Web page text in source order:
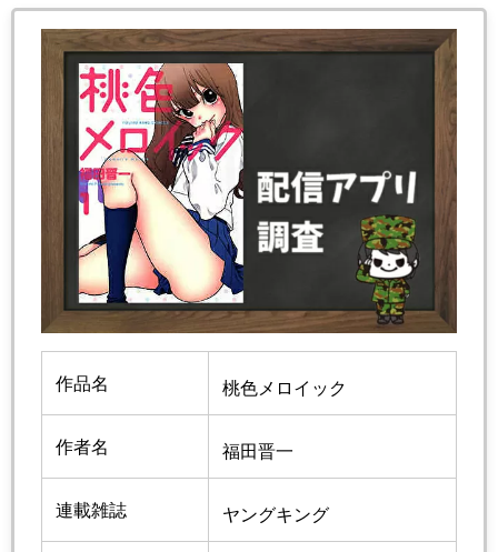
作品名 桃色メロイック
作者名 福田晋一
連載雑誌 ヤングキング